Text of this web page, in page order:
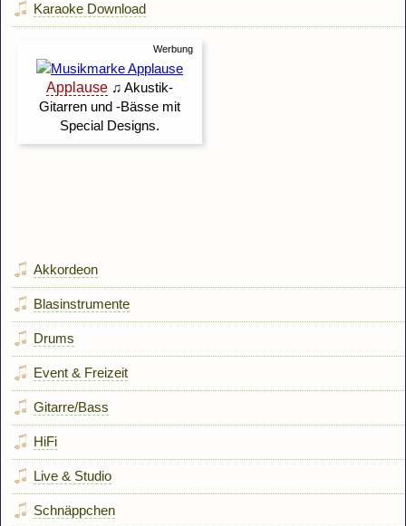
Karaoke Download
Akkordeon
Blasinstrumente
Drums
Event & Freizeit
Gitarre/Bass
HiFi
Live & Studio
Schnäppchen